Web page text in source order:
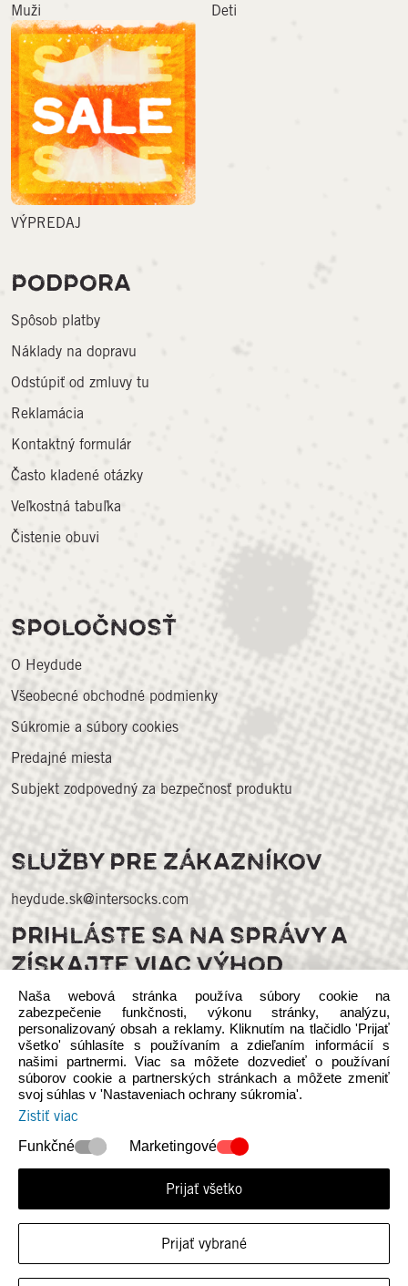
Muži Deti
VÝPREDAJ
PODPORA
Spôsob platby
Náklady na dopravu
Odstúpiť od zmluvy tu
Reklamácia
Kontaktný formulár
Často kladené otázky
Veľkostná tabuľka
Čistenie obuvi
SPOLOČNOSŤ
O Heydude
Všeobecné obchodné podmienky
Súkromie a súbory cookies
Predajné miesta
Subjekt zodpovedný za bezpečnosť produktu
SLUŽBY PRE ZÁKAZNÍKOV
heydude.sk@intersocks.com
PRIHLÁSTE SA NA SPRÁVY A
ZÍSKAJTE VIAC VÝHOD
Sledujte nás na sociálnych médiách
© 2026 Heydude. Upozorňujeme, že táto webová stránka je
nezávislá na vlastníctvíe a prevádzke spoločnosti INTERSOCKS s.r.o.,
autorizovaného distribútora Crocs Europe B.V. d/b/a Heydude.
Zásady ochrany osobných údajov
Naša webová stránka používa súbory cookie na
zabezpečenie funkčnosti, výkonu stránky, analýzu,
personalizovaný obsah a reklamy. Kliknutím na tlačidlo 'Prijať
všetko' súhlasíte s používaním a zdieľaním informácií s
našimi partnermi. Viac sa môžete dozvedieť o používaní
súborov cookie a partnerských stránkach a môžete zmeniť
svoj súhlas v 'Nastaveniach ochrany súkromia'.
Zistiť viac
Funkčné Marketingové
Prijať všetko
Prijať vybrané